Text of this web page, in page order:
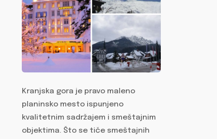
Kranjska gora je pravo maleno
planinsko mesto ispunjeno
kvalitetnim sadržajem i smeštajnim
objektima. Što se tiče smeštajnih